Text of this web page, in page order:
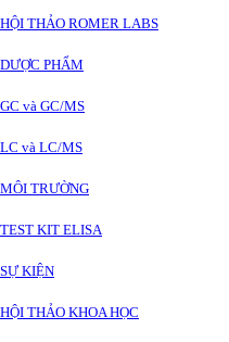
HỘI THẢO ROMER LABS
DƯỢC PHẨM
GC và GC/MS
LC và LC/MS
MÔI TRƯỜNG
TEST KIT ELISA
SỰ KIỆN
HỘI THẢO KHOA HỌC